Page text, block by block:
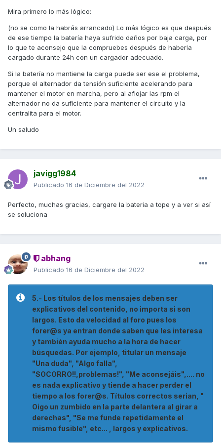
Mira primero lo más lógico:
(no se como la habrás arrancado) Lo más lógico es que después
de ese tiempo la batería haya sufrido daños por baja carga, por
lo que te aconsejo que la compruebes después de haberla
cargado durante 24h con un cargador adecuado.
Si la batería no mantiene la carga puede ser ese el problema,
porque el alternador da tensión suficiente acelerando para
mantener el motor en marcha, pero al aflojar las rpm el
alternador no da suficiente para mantener el circuito y la
centralita para el motor.
Un saludo
javigg1984
Publicado 16 de Diciembre del 2022
Perfecto, muchas gracias, cargare la bateria a tope y a ver si así
se soluciona
abhang
Publicado 16 de Diciembre del 2022
5.- Los títulos de los mensajes deben ser
explicativos del contenido, no importa si son
largos. Esto da velocidad al foro pues los
forer@s ya entran donde saben que les interesa
y también ayuda mucho a la hora de hacer
búsquedas. Por ejemplo, titular un mensaje
"Una duda", "Algo falla",
"SOCORRO!!,problemas!", "Me aconsejáis",.... no
es nada explicativo y tiende a hacer perder el
tiempo a los forer@s. Títulos correctos serian, "
Oigo un zumbido en la parte delantera al girar a
derechas", "Se me funde repetidamente el
mismo fusible", etc... , largos y explicativos.